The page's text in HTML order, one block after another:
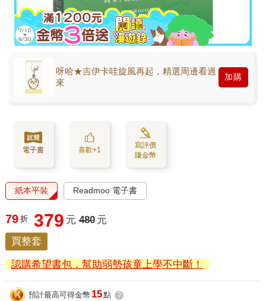
呀哈★吉伊卡哇旋風再起，精選周邊看過
來
加購
電子書 喜歡+1
寫評價
賺金幣
紙本平裝 Readmoo 電子書
79 折 379 元 480 元
買整套
認購希望書包，幫助弱勢孩童上學不中斷！
預計最高可得金幣 15點 ?